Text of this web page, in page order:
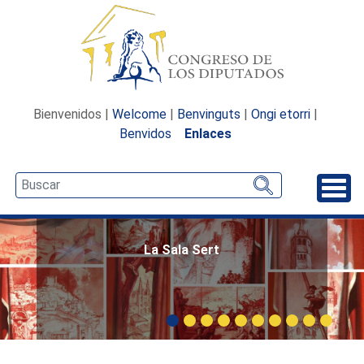
Bienvenidos | Welcome | Benvinguts | Ongi etorri |
Benvidos
Enlaces
La Sala Sert